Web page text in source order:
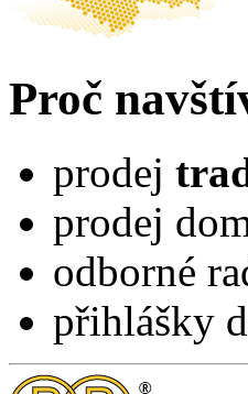
Proč
prodej
prodej
odborné
přihlášky